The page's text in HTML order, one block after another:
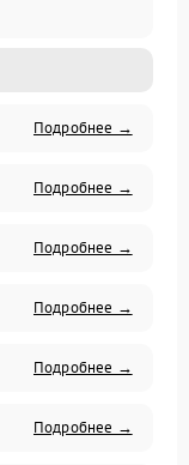
Подробнее →
Подробнее →
Подробнее →
Подробнее →
Подробнее →
Подробнее →